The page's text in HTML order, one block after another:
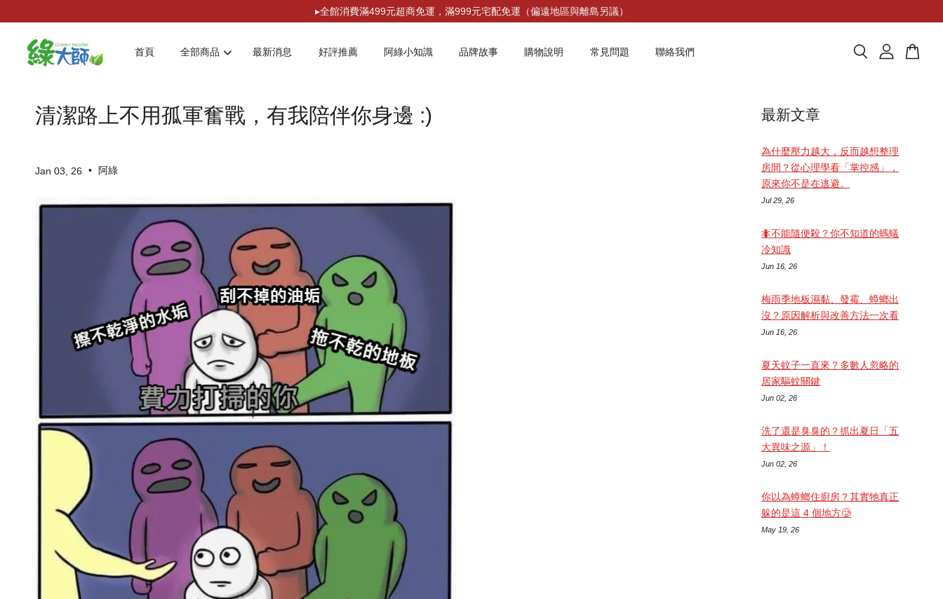
▸全館消費滿499元超商免運，滿999元宅配免運（偏遠地區與離島另議）
首頁 全部商品 最新消息 好評推薦 阿綠小知識 品牌故事 購物說明 常見問題 聯絡我們
清潔路上不用孤軍奮戰，有我陪伴你身邊 :)
Jan 03, 26 • 阿綠
最新文章
為什麼壓力越大，反而越想整理
房間？從心理學看「掌控感」，
原來你不是在逃避。
Jul 29, 26
🐜不能隨便殺？你不知道的螞蟻
冷知識
Jun 16, 26
梅雨季地板濕黏、發霉、蟑螂出
沒？原因解析與改善方法一次看
Jun 16, 26
夏天蚊子一直來？多數人忽略的
居家驅蚊關鍵
Jun 02, 26
洗了還是臭臭的？抓出夏日「五
大異味之源」！
Jun 02, 26
你以為蟑螂住廚房？其實牠真正
躲的是這 4 個地方🥲
May 19, 26
您的購物車目前還是空的。